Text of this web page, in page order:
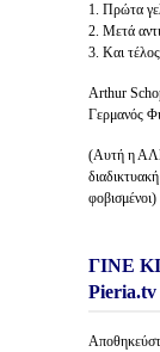
1. Πρώτα
2. Μετά
3. Και
Arthur
Γερμανός
(Αυτή η
φοβισμένοι)
ΓΙΝΕ
Pieria.tv